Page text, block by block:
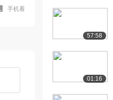
手机看
57:58
01:16